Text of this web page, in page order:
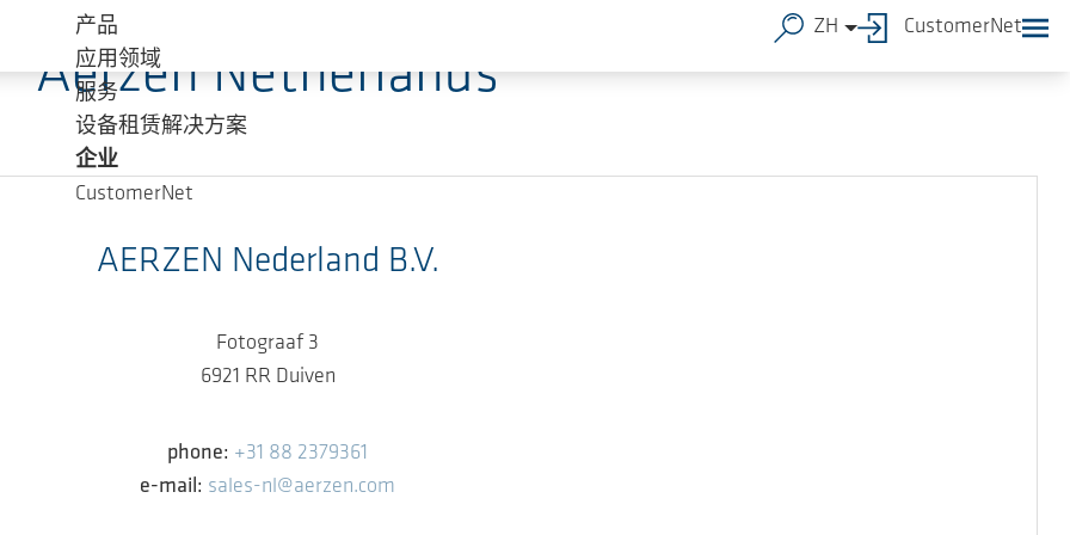
产品
应用领域
服务
设备租赁解决方案
企业
CustomerNet
ZH CustomerNet
Aerzen Netherlands
AERZEN Nederland B.V.
Fotograaf 3
6921 RR Duiven
phone: +31 88 2379361
e-mail: sales-nl@aerzen.com